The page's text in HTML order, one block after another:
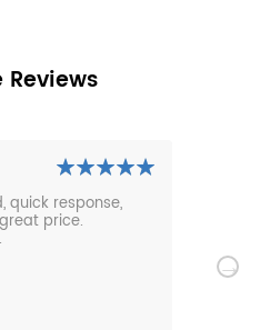
Reviews
quick response,
price.